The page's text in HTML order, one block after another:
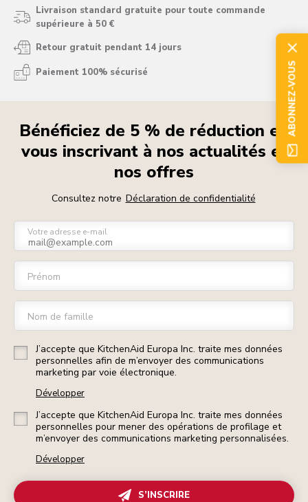
Livraison standard gratuite pour toute commande
supérieure à 50 €
Retour gratuit pendant 14 jours
Paiement 100% sécurisé
Bénéficiez de 5 % de réduction en
vous inscrivant à nos actualités et
nos offres
Consultez notre Déclaration de confidentialité
Votre adresse e-mail
Prénom
Nom de famille
J’accepte que KitchenAid Europa Inc. traite mes données
personnelles afin de m’envoyer des communications
marketing par voie électronique.
Développer
J’accepte que KitchenAid Europa Inc. traite mes données
personnelles pour mener des opérations de profilage et
m’envoyer des communications marketing personnalisées.
Développer
S’INSCRIRE
ABONNEZ-VOUS